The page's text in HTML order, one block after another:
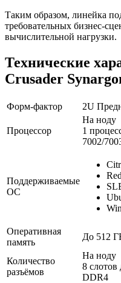
Таким образом, линейка
требовательных бизнес-
вычислительной нагрузки.
Технические
Crusader
Форм-фактор 2U
Процессор
На ноду
1
7002/
Поддерживаемые
ОС
Оперативная
память
До 512
Количество
разъёмов
На ноду
8
DDR4